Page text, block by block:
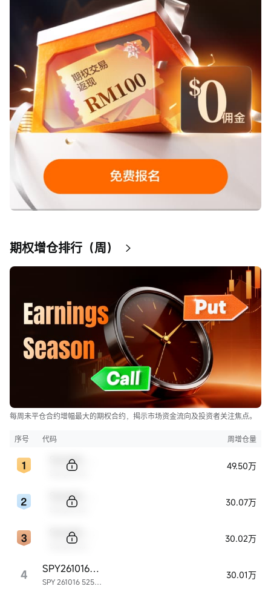
期权增仓排行（周）
每周未平仓合约增幅最大的期权合约，揭示市场资金流向及投资者关注焦点。
序号 代码 周增仓量
49.50万
30.07万
30.02万
4 SPY 261016 525.00P
SPY261016P525000 30.01万